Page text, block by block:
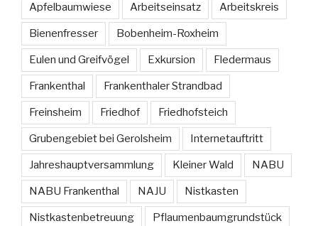
Apfelbaumwiese Arbeitseinsatz Arbeitskreis
Bienenfresser Bobenheim-Roxheim
Eulen und Greifvögel Exkursion Fledermaus
Frankenthal Frankenthaler Strandbad
Freinsheim Friedhof Friedhofsteich
Grubengebiet bei Gerolsheim Internetauftritt
Jahreshauptversammlung Kleiner Wald NABU
NABU Frankenthal NAJU Nistkasten
Nistkastenbetreuung Pflaumenbaumgrundstück